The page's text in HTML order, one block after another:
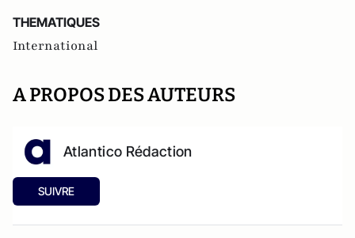
THEMATIQUES
International
A PROPOS DES AUTEURS
Atlantico Rédaction
SUIVRE